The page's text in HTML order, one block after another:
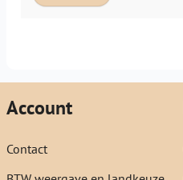
Account
Contact